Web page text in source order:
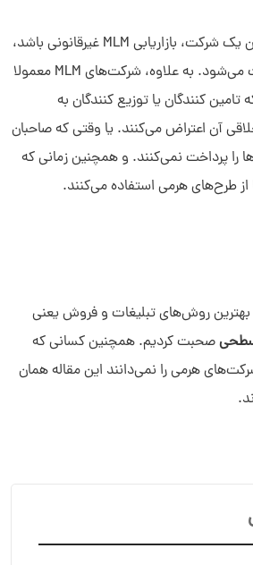
به طور کلی اگر طبق قوانین یک شرکت، بازاریابی MLM غیرقانونی باشد،
فعالیت در آن کشور سخت می‌شود. به علاوه، شرکت‌های MLM معمولا
کنندگان یا توزیع کنندگان به
آن اعتراض می‌کنند. یا وقتی که صاحبان
را پرداخت نمی‌کنند. و همچنین زمانی که
طرح‌های هرمی استفاده می‌کنند.
بهترین روش‌های تبلیغات و فروش یعنی
سطحیصحبت کردیم. همچنین کسانی که
هرمی را نمی‌دانند این مقاله همان